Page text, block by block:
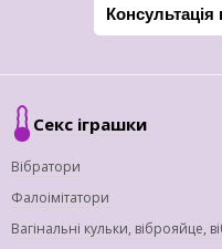
Консультація
Секс іграшки
Вібратори
Фалоімітатори
Вагінальні кульки, віброяйце,